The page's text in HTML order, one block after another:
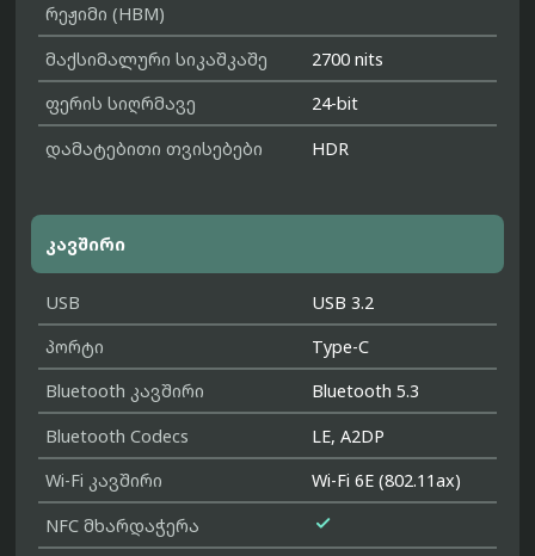
რეჟიმი (HBM)
მაქსიმალური სიკაშკაშე
2700 nits
ფერის სიღრმავე
24-bit
დამატებითი თვისებები
HDR
კავშირი
USB
USB 3.2
პორტი
Type-C
Bluetooth კავშირი
Bluetooth 5.3
Bluetooth Codecs
LE, A2DP
Wi-Fi კავშირი
Wi-Fi 6E (802.11ax)
NFC მხარდაჭერა
